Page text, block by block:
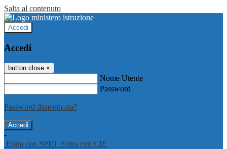
Salta al contenuto
Accedi
Accedi
button close ×
Nome Utente
Password
Password dimenticata?
-
Entra con SPID Entra con CIE